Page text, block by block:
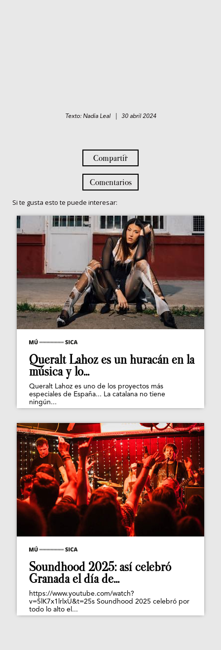
Texto: Nadia Leal | 30 abril 2024
Compartir
Comentarios
Si te gusta esto te puede interesar:
Queralt Lahoz es un huracán en la
música y lo...
Queralt Lahoz es uno de los proyectos más
especiales de España... La catalana no tiene
ningún...
Soundhood 2025: así celebró
Granada el día de...
https://www.youtube.com/watch?
v=5lK7x1lrlxU&t=25s Soundhood 2025 celebró por
todo lo alto el...